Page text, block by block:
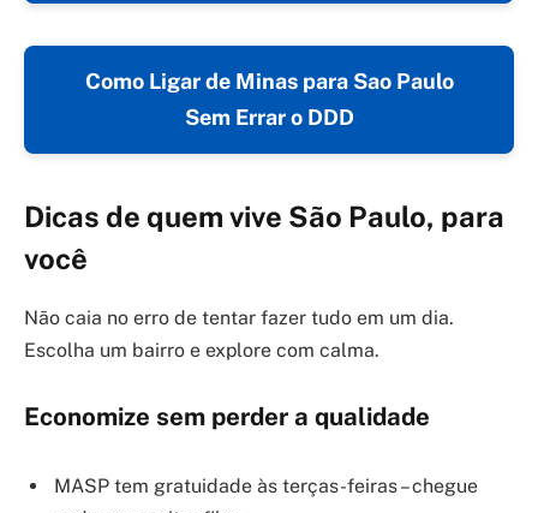
Como Ligar de Minas para Sao Paulo
Sem Errar o DDD
Dicas de quem vive São Paulo, para
você
Não caia no erro de tentar fazer tudo em um dia.
Escolha um bairro e explore com calma.
Economize sem perder a qualidade
MASP tem gratuidade às terças-feiras – chegue